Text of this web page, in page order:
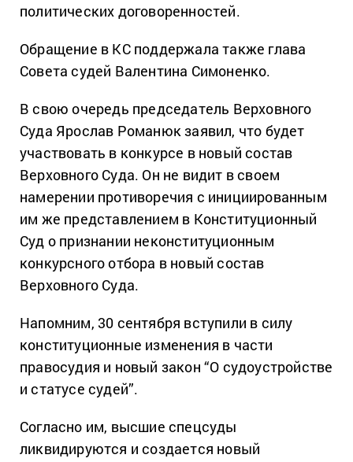
политических договоренностей.
Обращение в КС поддержала также глава
Совета судей Валентина Симоненко.
В свою очередь председатель Верховного
Суда Ярослав Романюк заявил, что будет
участвовать в конкурсе в новый состав
Верховного Суда. Он не видит в своем
намерении противоречия с инициированным
им же представлением в Конституционный
Суд о признании неконституционным
конкурсного отбора в новый состав
Верховного Суда.
Напомним, 30 сентября вступили в силу
конституционные изменения в части
правосудия и новый закон “О судоустройстве
и статусе судей”.
Согласно им, высшие спецсуды
ликвидируются и создается новый